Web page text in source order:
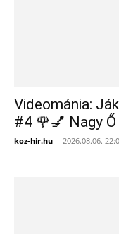
Videománia:
#4 🌹💅 Nagy Ő
koz-hir.hu - 2026.08.06.